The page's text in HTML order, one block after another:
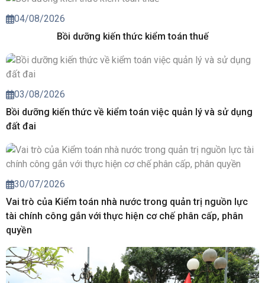
04/08/2026
Bồi dưỡng kiến thức kiểm toán thuế
03/08/2026
Bồi dưỡng kiến thức về kiểm toán việc quản lý và sử dụng
đất đai
30/07/2026
Vai trò của Kiểm toán nhà nước trong quản trị nguồn lực
tài chính công gắn với thực hiện cơ chế phân cấp, phân
quyền